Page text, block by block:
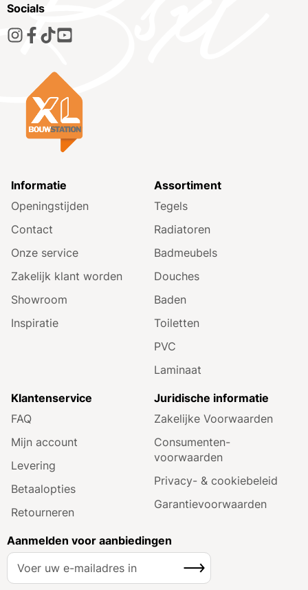
Socials
Informatie
Openingstijden
Contact
Onze service
Zakelijk klant worden
Showroom
Inspiratie
Assortiment
Tegels
Radiatoren
Badmeubels
Douches
Baden
Toiletten
PVC
Laminaat
Klantenservice
FAQ
Mijn account
Levering
Betaalopties
Retourneren
Juridische informatie
Zakelijke Voorwaarden
Consumenten­
voorwaarden
Privacy- & cookiebeleid
Garantie­voorwaarden
Aanmelden voor aanbiedingen
A
Inschrijven